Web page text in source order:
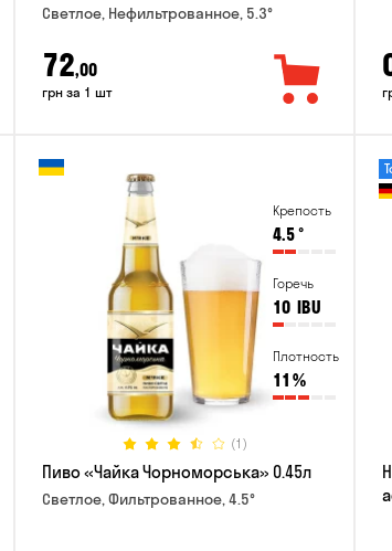
Светлое, Нефильтрованное, 5.3°
72,00
грн за 1 шт
Крепость
4.5°
Горечь
10 IBU
Плотность
11 %
(1)
Пиво «Чайка Чорноморська» 0.45л
Светлое, Фильтрованное, 4.5°